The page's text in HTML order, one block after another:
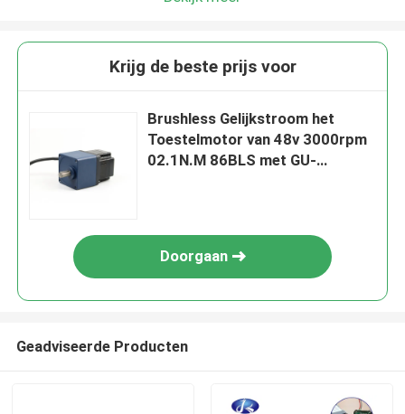
Krijg de beste prijs voor
Brushless Gelijkstroom het
Toestelmotor van 48v 3000rpm
02.1N.M 86BLS met GU-
Doorgaan
Geadviseerde Producten